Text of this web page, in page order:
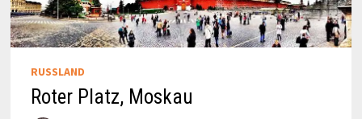
RUSSLAND
Roter Platz, Moskau